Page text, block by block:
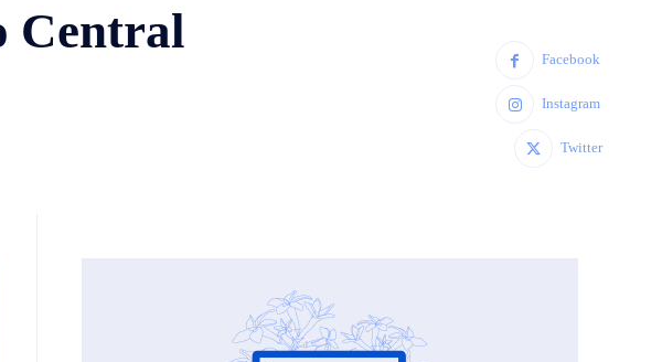
Central
Facebook
Instagram
Twitter